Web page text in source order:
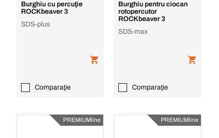
Burghiu cu percuţie
ROCKbeaver 3
SDS-plus
Comparaţie
Burghiu pentru ciocan
rotopercutor
ROCKbeaver 3
SDS-max
Comparaţie
PREMIUMline PREMIUMline